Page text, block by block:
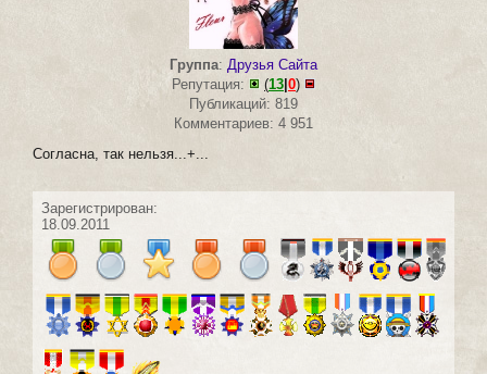
Группа: Друзья Сайта
Репутация:
(13 0)
Публикаций: 819
Комментариев: 4 951
Согласна, так нельзя...+...
Зарегистрирован:
18.09.2011